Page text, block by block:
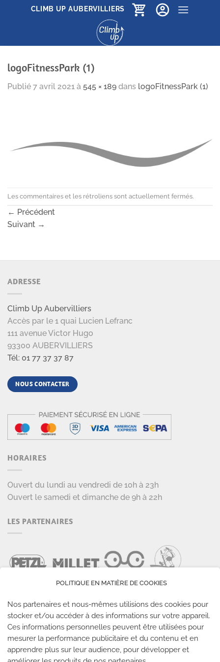
CLIMB UP AUBERVILLIERS
logoFitnessPark (1)
Publié 7 avril 2021 à 545 × 189 dans logoFitnessPark (1)
Les commentaires et les rétroliens sont actuellement fermés.
← Précédent
Suivant →
ADRESSE
Climb Up Aubervilliers
Accès par le 1 quai Lucien Lefranc
111 avenue Victor Hugo
93300 AUBERVILLIERS
Tél: 01 77 37 37 87
NOUS CONTACTER
HORAIRES
Ouvert du lundi au vendredi de 10h à 23h
Ouvert le samedi et dimanche de 9h à 22h
LES PARTENAIRES
LES SALLES CLIMB UP
POLITIQUE EN MATIÈRE DE COOKIES
Nos partenaires et nous-mêmes utilisions des cookies pour
stocker et/ou accéder à des informations sur votre appareil.
Ces informations personnelles peuvent être utilisées pour
mesurer la performance publicitaire et du contenu et en
apprendre plus sur leur audience, pour développer et